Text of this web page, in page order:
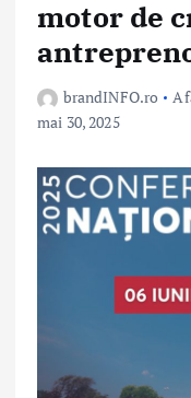
motor de
brandINFO.ro
mai 30, 2025